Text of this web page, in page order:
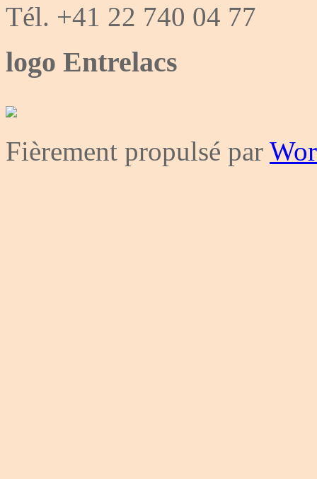
Tél. +41 22 740 04 77
logo Entrelacs
Fièrement propulsé par